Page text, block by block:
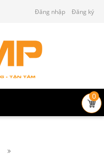
Đăng nhập Đăng ký
0